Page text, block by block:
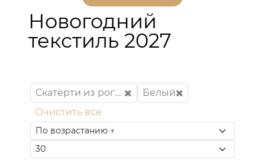
Новогодний
текстиль 2027
Скатерти из рогожки
Белый
Очистить все